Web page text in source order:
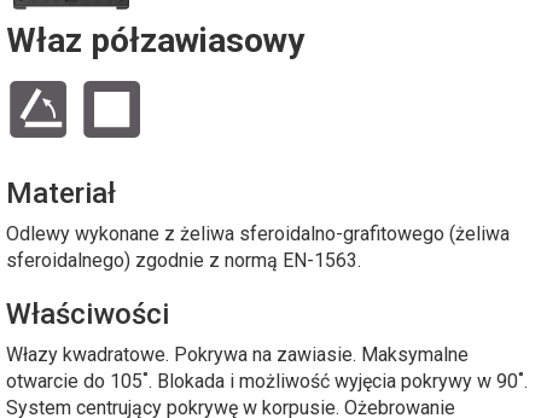
Właz półzawiasowy
Materiał
Odlewy wykonane z żeliwa sferoidalno-grafitowego (żeliwa
sferoidalnego) zgodnie z normą EN-1563.
Właściwości
Włazy kwadratowe. Pokrywa na zawiasie. Maksymalne
otwarcie do 105˚. Blokada i możliwość wyjęcia pokrywy w 90˚.
System centrujący pokrywę w korpusie. Ożebrowanie